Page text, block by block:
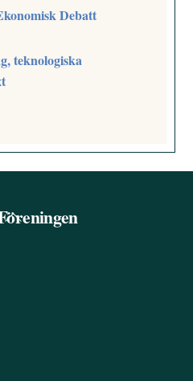
Debatt
teknologiska
Back